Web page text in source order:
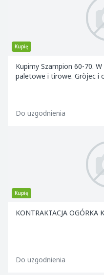
Kupię
Kupimy Szampion 60-70.
paletowe i tirowe. Gròjec i
Do uzgodnienia
Kupię
KONTRAKTACJA OGÓRKA
Do uzgodnienia